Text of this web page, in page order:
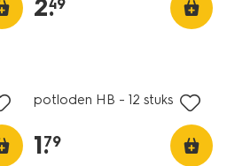
2.
49
potloden HB - 12 stuks
1.
79